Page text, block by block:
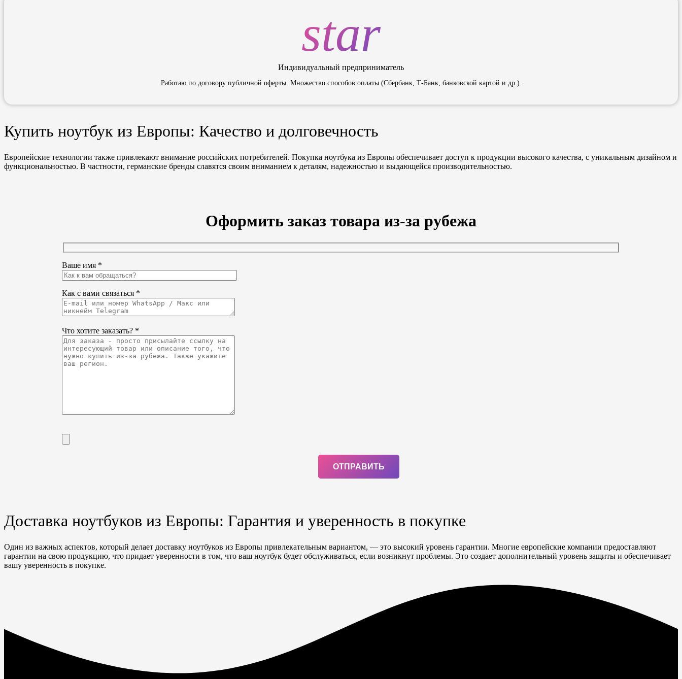
star
Индивидуальный предприниматель
Работаю по договору публичной оферты. Множество способов оплаты (Сбербанк, Т-Банк, банковской картой и др.).
Купить ноутбук из Европы: Качество и долговечность
Европейские технологии также привлекают внимание российских потребителей. Покупка ноутбука из Европы обеспечивает доступ к продукции высокого качества, с уникальным дизайном и
функциональностью. В частности, германские бренды славятся своим вниманием к деталям, надежностью и выдающейся производительностью.
Оформить заказ товара из-за рубежа
Ваше имя *
Как с вами связаться *
Что хотите заказать? *
Доставка ноутбуков из Европы: Гарантия и уверенность в покупке
Один из важных аспектов, который делает доставку ноутбуков из Европы привлекательным вариантом, — это высокий уровень гарантии. Многие европейские компании предоставляют
гарантии на свою продукцию, что придает уверенности в том, что ваш ноутбук будет обслуживаться, если возникнут проблемы. Это создает дополнительный уровень защиты и обеспечивает
вашу уверенность в покупке.